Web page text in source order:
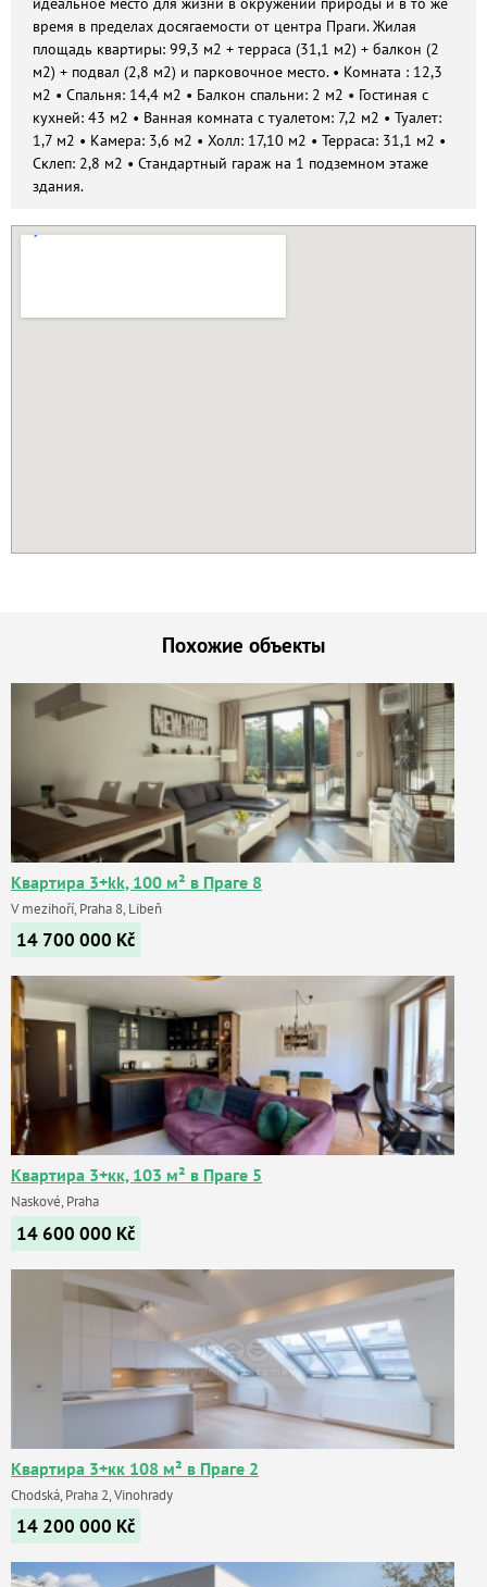
время в пределах досягаемости от центра Праги. Жилая
площадь квартиры: 99,3 м2 + терраса (31,1 м2) + балкон (2
м2) + подвал (2,8 м2) и парковочное место. • Комната : 12,3
м2 • Спальня: 14,4 м2 • Балкон спальни: 2 м2 • Гостиная с
кухней: 43 м2 • Ванная комната с туалетом: 7,2 м2 • Туалет:
1,7 м2 • Камера: 3,6 м2 • Холл: 17,10 м2 • Терраса: 31,1 м2 •
Склеп: 2,8 м2 • Стандартный гараж на 1 подземном этаже
здания.
Похожие объекты
Квартира 3+kk, 100 м² в Праге 8
V mezihoří, Praha 8, Libeň
14 700 000 Kč
Квартира 3+кк, 103 м² в Праге 5
Naskové, Praha
14 600 000 Kč
Квартира 3+кк 108 м² в Праге 2
Chodská, Praha 2, Vinohrady
14 200 000 Kč